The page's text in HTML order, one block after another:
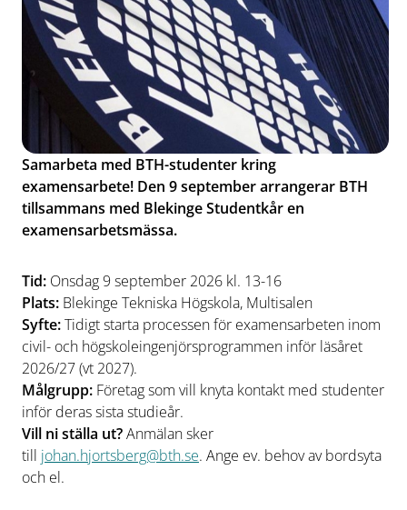
Samarbeta med BTH-studenter kring
examensarbete! Den 9 september arrangerar BTH
tillsammans med Blekinge Studentkår en
examensarbetsmässa.
Tid: Onsdag 9 september 2026 kl. 13-16
Plats: Blekinge Tekniska Högskola, Multisalen
Syfte:Tidigt starta processen för examensarbeten inom
civil- och högskoleingenjörsprogrammen inför läsåret
2026/27 (vt 2027).
Målgrupp: Företag som vill knyta kontakt med studenter
inför deras sista studieår.
Vill ni ställa ut?Anmälan sker
till johan.hjortsberg@bth.se. Ange ev. behov av bordsyta
och el.